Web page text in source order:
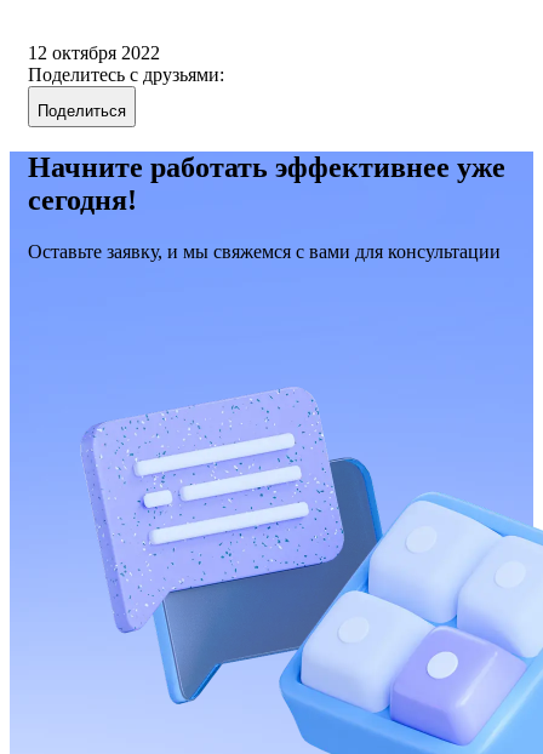
12 октября 2022
Поделитесь с друзьями:
Поделиться
Начните работать эффективнее уже
сегодня!
Оставьте заявку, и мы свяжемся с вами для консультации